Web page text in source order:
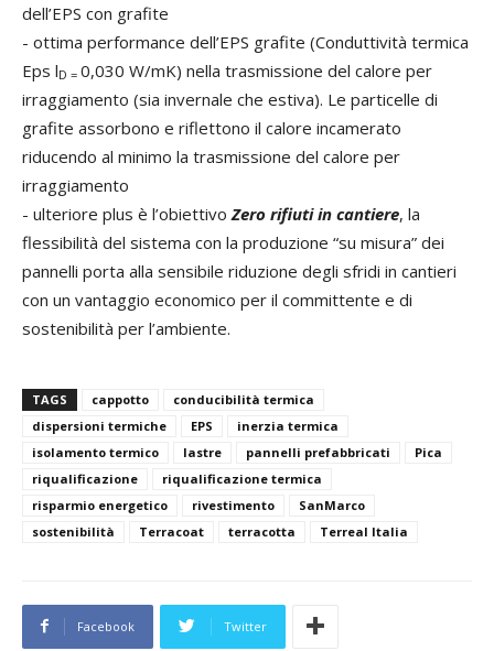
dell’EPS con grafite
- ottima performance dell’EPS grafite (Conduttività termica
Eps lD = 0,030 W/mK) nella trasmissione del calore per
irraggiamento (sia invernale che estiva). Le particelle di
grafite assorbono e riflettono il calore incamerato
riducendo al minimo la trasmissione del calore per
irraggiamento
- ulteriore plus è l’obiettivo Zero rifiuti in cantiere, la
flessibilità del sistema con la produzione “su misura” dei
pannelli porta alla sensibile riduzione degli sfridi in cantieri
con un vantaggio economico per il committente e di
sostenibilità per l’ambiente.
TAGS cappotto
conducibilità termica
dispersioni termiche
EPS
inerzia termica
isolamento termico
lastre pannelli prefabbricati
Pica
riqualificazione
riqualificazione termica
risparmio energetico
rivestimento
SanMarco
sostenibilità
Terracoat terracotta Terreal Italia
Facebook Twitter